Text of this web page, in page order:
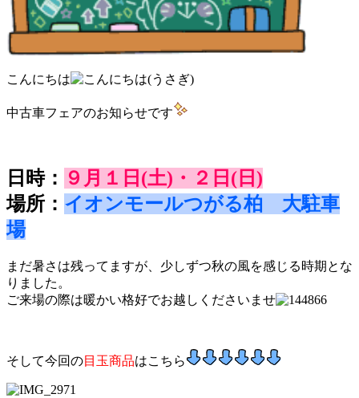
こんにちは
中古車フェアのお知らせです
日時： ９月１日(土)・２日(日)
場所： イオンモールつがる柏 大駐車
場
まだ暑さは残ってますが、少しずつ秋の風を感じる時期とな
りました。
ご来場の際は暖かい格好でお越しくださいませ
そして今回の目玉商品はこちら